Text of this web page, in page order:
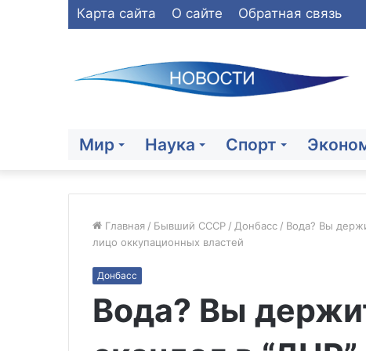
Карта сайта О сайте Обратная связь
Мир Наука Спорт
Главная / Бывший СССР / Донбасс / Вода? Вы
лицо оккупационных властей
Донбасс
Вода? Вы«Север»